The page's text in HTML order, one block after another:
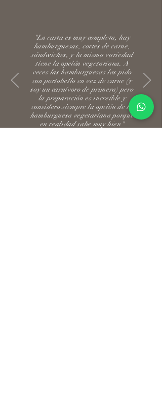
"La carta es muy completa, hay
hamburguesas, cortes de carne,
sándwiches, y la misma variedad
tiene la opción vegetariana. A
veces las hamburguesas las pido
con portobello en vez de carne (y
soy un carnívoro de primera) pero
la preparación es increíble y
considero siempre la opción de la
hamburguesa vegetariana porque
en realidad sabe muy bien"